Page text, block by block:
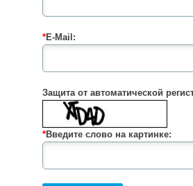
*E-Mail:
Защита от автоматической
*Введите слово на картинке: